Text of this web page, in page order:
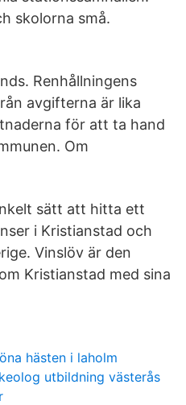
skolorna små.
Renhållningens
avgifterna är lika
för att ta hand
Om
sätt att hitta ett
i Kristianstad och
Vinslöv är den
Kristianstad med sina
hästen i laholm
utbildning västerås